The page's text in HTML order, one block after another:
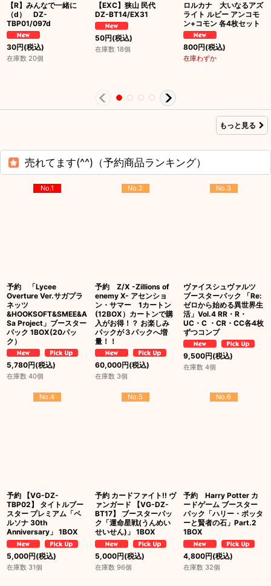
【R】みんなで一緒に
（d） DZ-
TBP01/097d
30円(税込)
在庫数 20個
【EXC】狭山 民代
DZ-BT14/EX31
50円(税込)
在庫数 18個
ロルカナ 大いなるアズ
ライト ルビー アンコモ
ン+コモン 各4枚セット
800円(税込)
在庫わずか
もっと見る
売れてます(^^)（予約商品ランキング）
No.1
予約 「Lycee
Overture Ver.サガプラ
ネッツ
&HOOKSOFT&SMEE&A
Sa Project」ブースター
パック 1BOX(20パッ
ク）
5,780円(税込)
在庫数 40個
No.2
予約 Z/X -Zillions of
enemy X- アセンショ
ン・サマー 1カートン
(12BOX）カートンで購
入がお得！？ お楽しみ
パックが３パックへ増
量！！
60,000円(税込)
在庫数 3個
No.3
ヴァイスシュヴァルツ
ブースターパック 「Re:
ゼロから始める異世界生
活」Vol.4 RR・R・
UC・C ・CR・CC各4枚
ずつコンプ
9,500円(税込)
在庫数 4個
No.4
予約 【VG-DZ-
TBP02】 タイトルブー
スター プレミアム「ペ
ルソナ 30th
Anniversary」 1BOX
5,000円(税込)
在庫数 31個
No.5
予約 カードファイト!! ヴ
ァンガード 【VG-DZ-
BT17】 ブースターパッ
ク「運命星戦(うんめい
せいせん)」 1BOX
5,000円(税込)
在庫数 96個
No.6
予約 Harry Potter カ
ードゲーム ブースター
パック「ハリー・ポッタ
ーと賢者の石」Part.2
1BOX
4,800円(税込)
在庫数 32個